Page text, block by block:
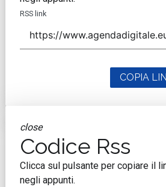
RSS link
COPIA
close
Codice Rss
Clicca sul pulsante per copiare il
negli appunti.